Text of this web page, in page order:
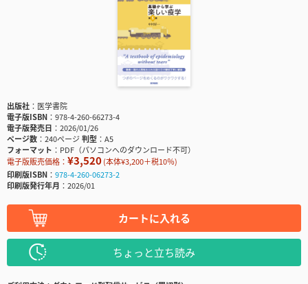
出版社
医学書院
電子版ISBN
978-4-260-66273-4
電子版発売日
2026/01/26
ページ数
240ページ判型
A5
フォーマット
PDF（パソコンへのダウンロード不可）
電子版販売価格： ¥3,520(本体¥3,200＋税10％)
印刷版ISBN
978-4-260-06273-2
印刷版発行年月
2026/01
カートに入れる
ちょっと立ち読み